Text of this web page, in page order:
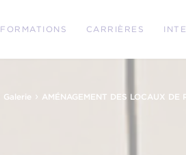
FORMATIONS CARRIÈRES
Galerie › AMÉNAGEMENT DES LOCAUX DE